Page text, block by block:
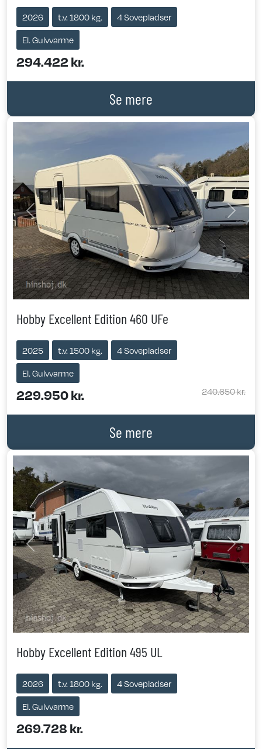
2026 t.v. 1800 kg.
4 Sovepladser
El. Gulvvarme
294.422 kr.
Se mere
Previous Next
Hobby Excellent Edition 460 UFe
2025 t.v. 1500 kg.
4 Sovepladser
El. Gulvvarme
229.950 kr. 240.650 kr.
Se mere
Previous Next
Hobby Excellent Edition 495 UL
2026 t.v. 1800 kg.
4 Sovepladser
El. Gulvvarme
269.728 kr.